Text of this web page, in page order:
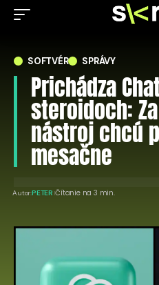
SOFTVÉR SPRÁVY
Prichádza
steroidoch:
nástroj chcú
mesačne
Autor:PETER Čítanie na 3 min.